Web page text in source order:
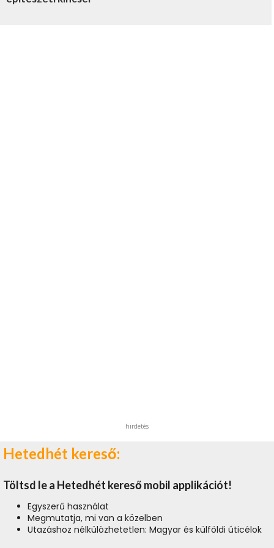
hirdetés
Hetedhét kereső:
Töltsd le a Hetedhét kereső mobil applikációt!
Egyszerű használat
Megmutatja, mi van a közelben
Utazáshoz nélkülözhetetlen: Magyar és külföldi úticélok